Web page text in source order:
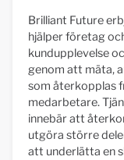
Brilliant Future
hjälper företag
kundupplevelse
genom att mäta,
som återkopplas
medarbetare.
innebär att
utgöra större
att underlätta en